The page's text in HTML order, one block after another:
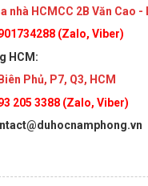
nhà HCMCC 2B Văn Cao -
(Zalo, Viber)
HCM:
Phủ, P7, Q3, HCM
205 3388 (Zalo, Viber)